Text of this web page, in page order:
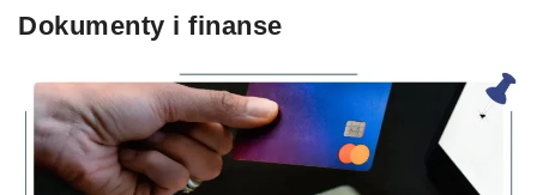
Dokumenty i finanse